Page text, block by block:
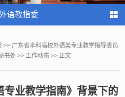
语教指委
>> 广东省本科高校外语类专业教学指导委员
书处 >>工作动态 >> 正文
专业教学指南》背景下的